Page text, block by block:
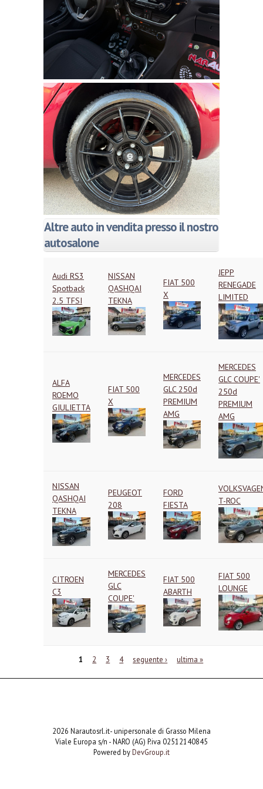
Altre auto in vendita presso il nostro
autosalone
Audi RS3
Spotback
2.5 TFSI
NISSAN
QASHQAI
TEKNA
FIAT 500
X
JEPP
RENEGADE
LIMITED
ALFA
ROEMO
GIULIETTA
FIAT 500
X
MERCEDES
GLC 250d
PREMIUM
AMG
MERCEDES
GLC COUPE'
250d
PREMIUM
AMG
NISSAN
QASHQAI
TEKNA
PEUGEOT
208
FORD
FIESTA
T-ROC
CITROEN
C3
MERCEDES
GLC
COUPE'
FIAT 500
ABARTH
FIAT 500
LOUNGE
1 2 3 4 seguente › ultima »
2026 Narautosrl.it- unipersonale di Grasso Milena
Viale Europa s/n - NARO (AG) P.iva 02512140845
Powered byDevGroup.it